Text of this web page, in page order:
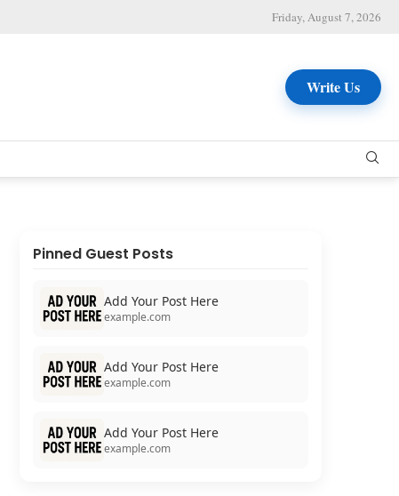
Friday, August 7, 2026
Write Us
Pinned Guest Posts
Add Your Post Here
example.com
Add Your Post Here
example.com
Add Your Post Here
example.com